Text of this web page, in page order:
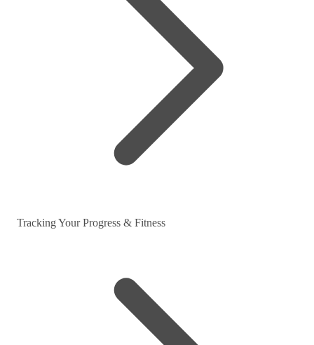
Tracking Your Progress & Fitness